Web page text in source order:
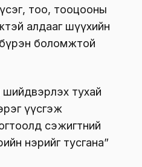
тоо, тооцооны
алдааг шүүхийн
боломжтой
шийдвэрлэх тухай
үүсгэж
сэжигтний
нэрийг тусгана”